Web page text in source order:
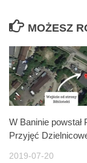
MOŻESZ
W Baninie powstał
Przyjęć
2019-07-20